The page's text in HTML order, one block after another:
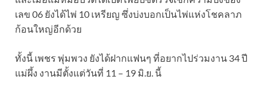
เลข 06 ยังได้ไพ่ 10 เหรียญ ซึ่งบ่งบอกเป็นไพ่แห่งโชคลาภ
ก้อนใหญ่อีกด้วย
ทั้งนี้ เพชร พุ่มพวง ยังได้ฝากแฟนๆ ที่อยากไปร่วมงาน 34 ปี
แม่ผึ้ง งานมีตั้งแต่วันที่ 11 – 19 มิ.ย. นี้